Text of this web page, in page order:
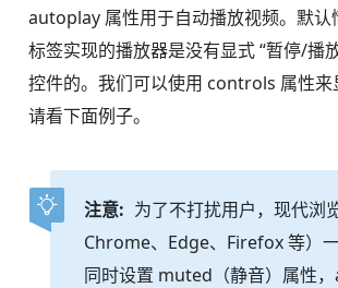
autoplay 属性用于自动播放视频。默认
标签实现的播放器是没有显式 “暂停/播
控件的。我们可以使用 controls 属性来
请看下面例子。
注意: 为了不打扰用户，现代浏
Chrome、Edge、Firefox 等）
同时设置 muted（静音）属性